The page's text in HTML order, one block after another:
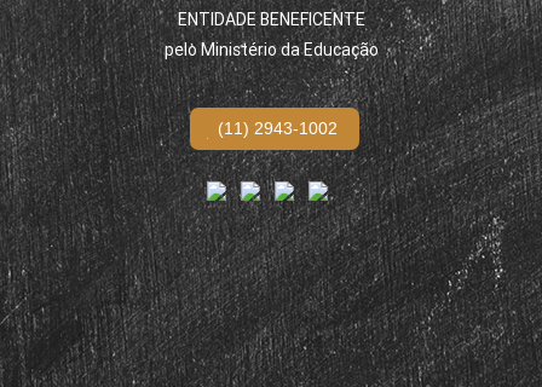
ENTIDADE BENEFICENTE
pelo Ministério da Educação
(11) 2943-1002